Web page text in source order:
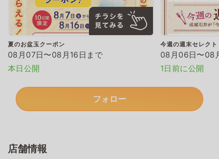
夏のお盆玉クーポン
08月07日〜08月16日まで
本日公開
今週の週末セレクト
08月06日〜08
1日前に公開
フォロー
店舗情報